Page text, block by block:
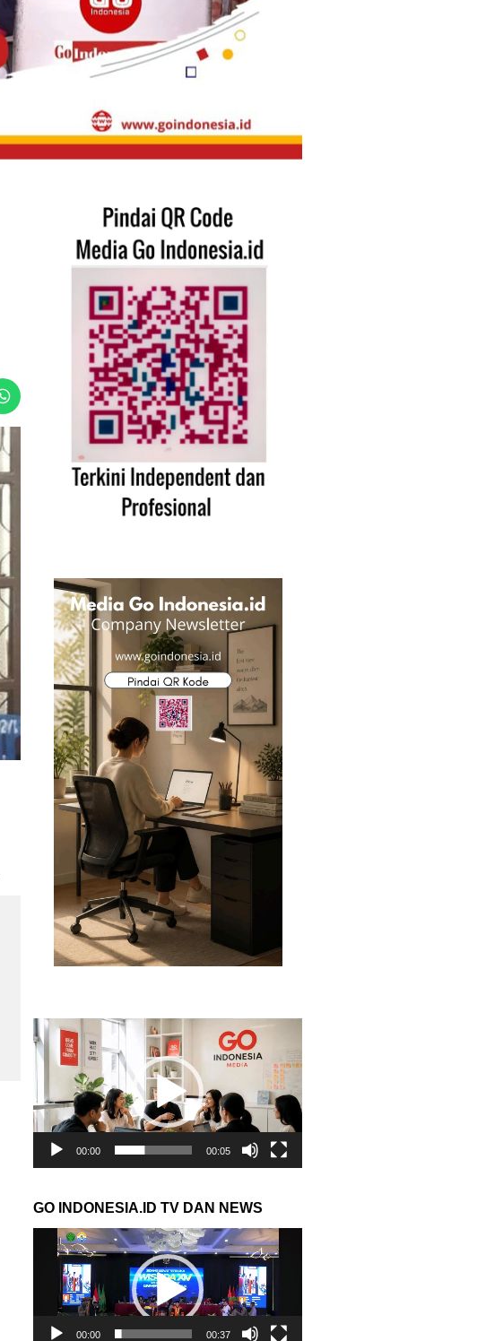
Pemutar
Video
00:00 00:05
GO INDONESIA.ID TV DAN NEWS
Pemutar
Video
00:00 00:37